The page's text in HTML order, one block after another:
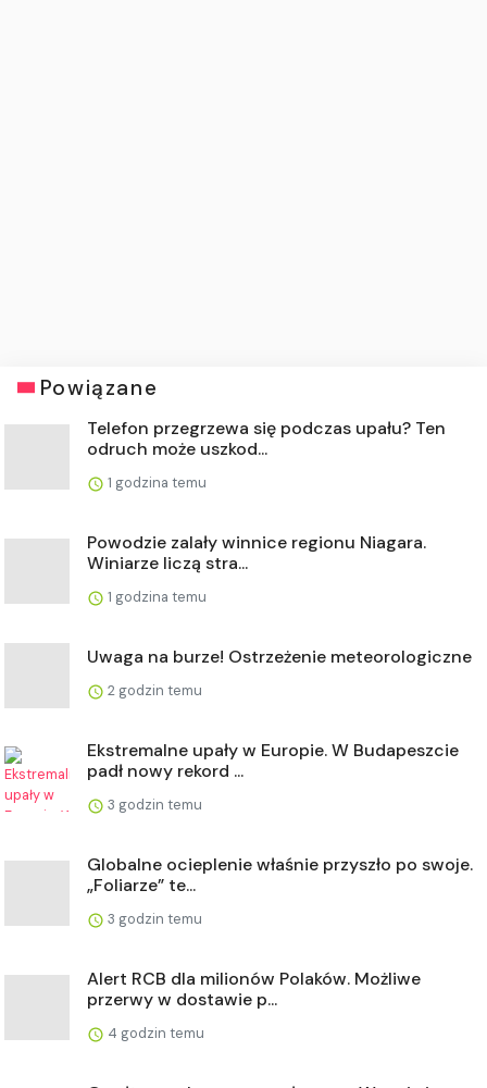
Powiązane
Telefon przegrzewa się podczas upału? Ten
odruch może uszkod...
1 godzina temu
Powodzie zalały winnice regionu Niagara.
Winiarze liczą stra...
1 godzina temu
Uwaga na burze! Ostrzeżenie meteorologiczne
2 godzin temu
Ekstremalne upały w Europie. W Budapeszcie
padł nowy rekord ...
3 godzin temu
Globalne ocieplenie właśnie przyszło po swoje.
„Foliarze” te...
3 godzin temu
Alert RCB dla milionów Polaków. Możliwe
przerwy w dostawie p...
4 godzin temu